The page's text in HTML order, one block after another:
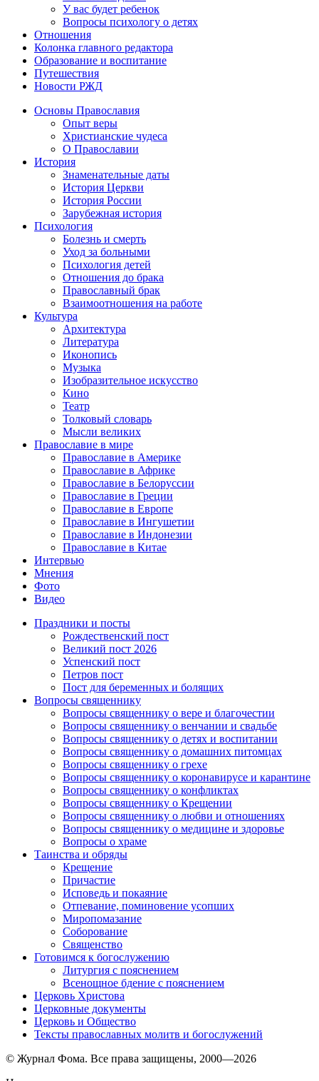
У вас будет ребенок
Вопросы психологу о детях
Отношения
Колонка главного редактора
Образование и воспитание
Путешествия
Новости РЖД
Основы Православия
Опыт веры
Христианские чудеса
О Православии
История
Знаменательные даты
История Церкви
История России
Зарубежная история
Психология
Болезнь и смерть
Уход за больными
Психология детей
Отношения до брака
Православный брак
Взаимоотношения на работе
Культура
Архитектура
Литература
Иконопись
Музыка
Изобразительное искусство
Кино
Театр
Толковый словарь
Мысли великих
Православие в мире
Православие в Америке
Православие в Африке
Православие в Белоруссии
Православие в Греции
Православие в Европе
Православие в Ингушетии
Православие в Индонезии
Православие в Китае
Интервью
Мнения
Фото
Видео
Праздники и посты
Рождественский пост
Великий пост 2026
Успенский пост
Петров пост
Пост для беременных и болящих
Вопросы священнику
Вопросы священнику о вере и благочестии
Вопросы священнику о венчании и свадьбе
Вопросы священнику о детях и воспитании
Вопросы священнику о домашних питомцах
Вопросы священнику о грехе
Вопросы священнику о коронавирусе и карантине
Вопросы священнику о конфликтах
Вопросы священнику о Крещении
Вопросы священнику о любви и отношениях
Вопросы священнику о медицине и здоровье
Вопросы о храме
Таинства и обряды
Крещение
Причастие
Исповедь и покаяние
Отпевание, поминовение усопших
Миропомазание
Соборование
Священство
Готовимся к богослужению
Литургия с пояснением
Всенощное бдение с пояснением
Церковь Христова
Церковные документы
Церковь и Общество
Тексты православных молитв и богослужений
© Журнал Фома. Все права защищены, 2000—2026